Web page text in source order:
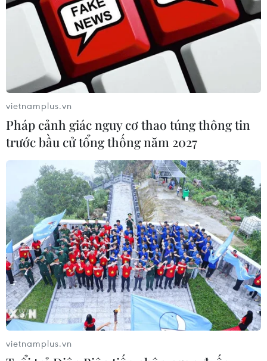
vào tháng 8 hoặc tháng 9 tới.
IMF chính thức thông qua khoản cứu trợ 1
tỷ USD cho Ukraine
15/09/2016 00:57
Quỹ Tiền tệ Quốc tế (IMF) thông báo đã nối lại chương
trình cứu trợ cho Ukraine bằng việc thông qua kế hoạch
phân phối 1 tỷ USD trong gói viện trợ bị trì hoãn từ tháng
8/2015.
vietnamplus.vn
Pháp cảnh giác nguy cơ thao túng thông tin
trước bầu cử tổng thống năm 2027
vietnamplus.vn